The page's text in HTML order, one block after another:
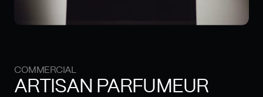
ARTISAN PARFUMEUR
COMMERCIAL